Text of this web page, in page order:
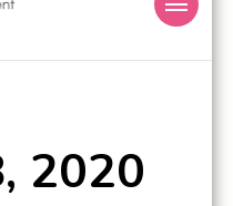
性別
2020